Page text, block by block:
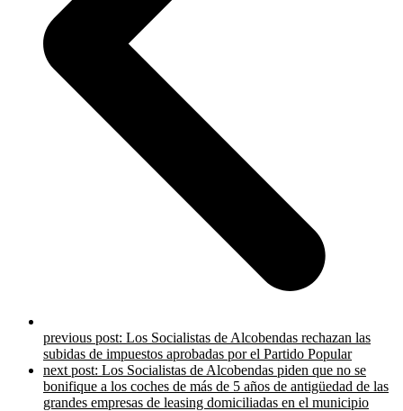
previous post: Los Socialistas de Alcobendas rechazan las
subidas de impuestos aprobadas por el Partido Popular
next post: Los Socialistas de Alcobendas piden que no se
bonifique a los coches de más de 5 años de antigüedad de las
grandes empresas de leasing domiciliadas en el municipio